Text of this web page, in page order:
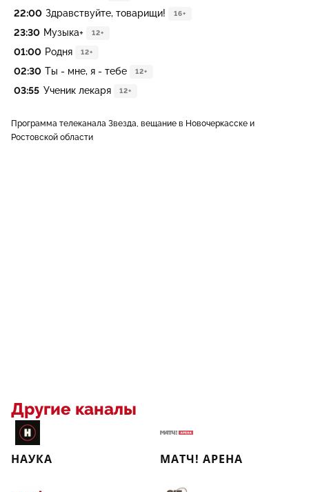
22:00 Здравствуйте, товарищи! 16+
23:30 Музыка+ 12+
01:00 Родня 12+
02:30 Ты - мне, я - тебе 12+
03:55 Ученик лекаря 12+
Программа телеканала Звезда, вещание в Новочеркасске и
Ростовской области
Другие каналы
НАУКА МАТЧ! АРЕНА